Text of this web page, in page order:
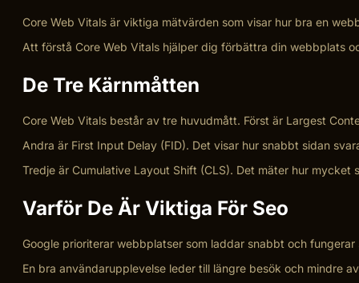
Core Web Vitals är viktiga mätvärden som visar hur bra en
Att förstå Core Web Vitals hjälper dig förbättra din webbplats
De Tre Kärnmåtten
Core Web Vitals består av tre huvudmått. Först är Largest
Andra är First Input Delay (FID). Det visar hur snabbt sidan
Tredje är Cumulative Layout Shift (CLS). Det mäter hur
Varför De Är Viktiga För Seo
Google prioriterar webbplatser som laddar snabbt och
En bra användarupplevelse leder till längre besök och mindre